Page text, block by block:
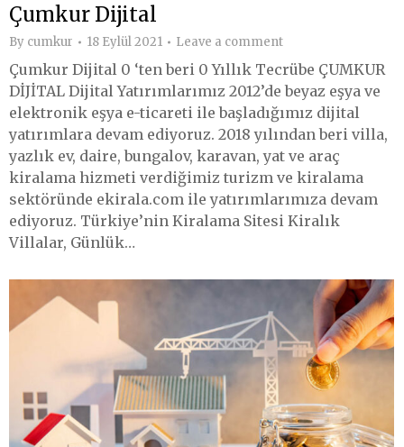
Çumkur Dijital
By cumkur 18 Eylül 2021 Leave a comment
Çumkur Dijital 0 ‘ten beri 0 Yıllık Tecrübe ÇUMKUR
DİJİTAL Dijital Yatırımlarımız 2012’de beyaz eşya ve
elektronik eşya e-ticareti ile başladığımız dijital
yatırımlara devam ediyoruz. 2018 yılından beri villa,
yazlık ev, daire, bungalov, karavan, yat ve araç
kiralama hizmeti verdiğimiz turizm ve kiralama
sektöründe ekirala.com ile yatırımlarımıza devam
ediyoruz. Türkiye’nin Kiralama Sitesi Kiralık
Villalar, Günlük…